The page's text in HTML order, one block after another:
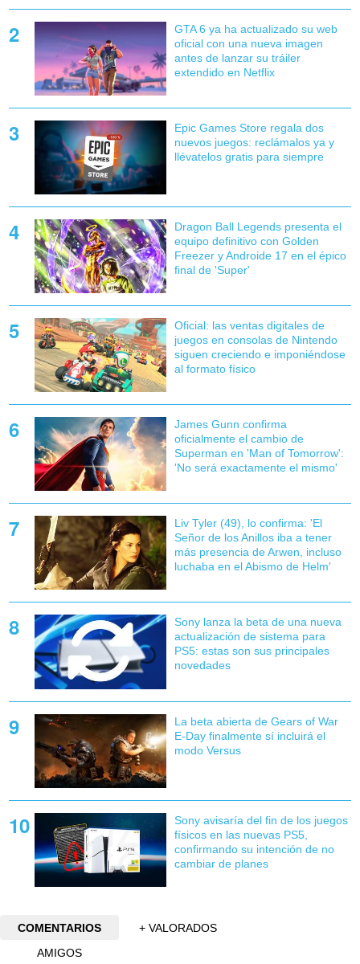
GTA 6 ya ha actualizado su web
oficial con una nueva imagen
antes de lanzar su tráiler
extendido en Netflix
Epic Games Store regala dos
nuevos juegos: reclámalos ya y
llévatelos gratis para siempre
Dragon Ball Legends presenta el
equipo definitivo con Golden
Freezer y Androide 17 en el épico
final de 'Super'
Oficial: las ventas digitales de
juegos en consolas de Nintendo
siguen creciendo e imponiéndose
al formato físico
James Gunn confirma
oficialmente el cambio de
Superman en 'Man of Tomorrow':
'No será exactamente el mismo'
Liv Tyler (49), lo confirma: 'El
Señor de los Anillos iba a tener
más presencia de Arwen, incluso
luchaba en el Abismo de Helm'
Sony lanza la beta de una nueva
actualización de sistema para
PS5: estas son sus principales
novedades
La beta abierta de Gears of War
E-Day finalmente sí incluirá el
modo Versus
Sony avisaría del fin de los juegos
físicos en las nuevas PS5,
confirmando su intención de no
cambiar de planes
COMENTARIOS
+ VALORADOS
AMIGOS